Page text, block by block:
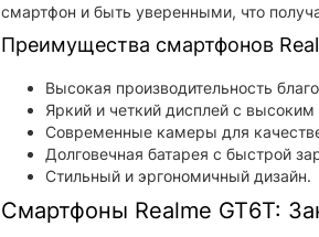
смартфон и быть уверенными, что
Преимущества смартфонов
Высокая производительность
Яркий и четкий дисплей с
Современные камеры для
Долговечная батарея с быстрой
Стильный и эргономичный дизайн.
Смартфоны Realme GT6T: